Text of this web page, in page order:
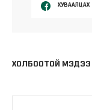
ХУВААЛЦАХ
ХОЛБООТОЙ МЭДЭЭ